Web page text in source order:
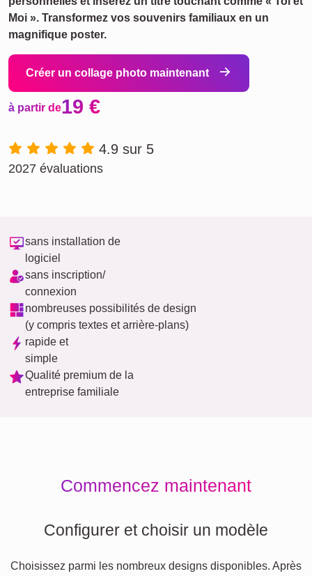
Moi ». Transformez vos souvenirs familiaux en un
magnifique poster.
Créer un collage photo maintenant
à partir de19 €
4.9 sur 5
2027 évaluations
sans installation de
logiciel
sans inscription/
connexion
nombreuses possibilités de design
(y compris textes et arrière-plans)
rapide et
simple
Qualité premium de la
entreprise familiale
Commencez maintenant
Configurer et choisir un modèle
Choisissez parmi les nombreux designs disponibles. Après